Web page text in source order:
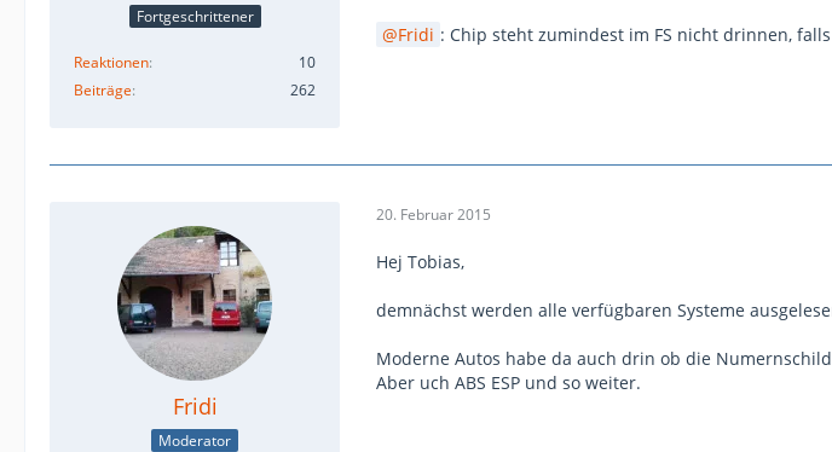
Fortgeschrittener
Reaktionen
10
Beiträge
262
Fridi : Chip steht zumindest im FS nicht drinnen,
Fridi
Moderator
20. Februar 2015
Hej Tobias,
demnächst werden alle verfügbaren Systeme
Moderne Autos habe da auch drin ob die
Aber uch ABS ESP und so weiter.